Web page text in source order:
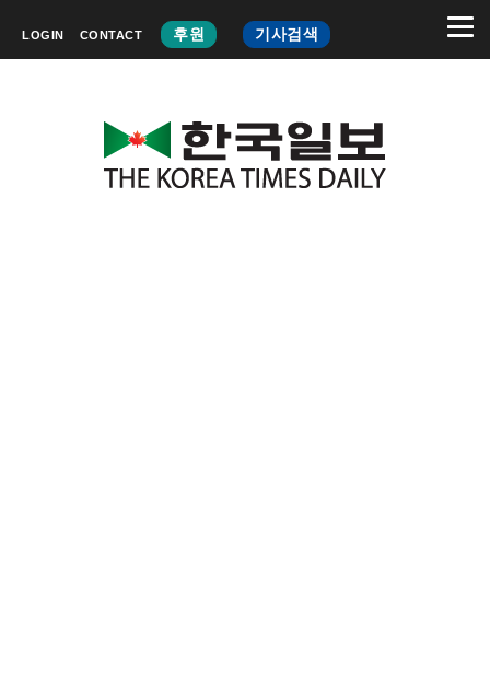
LOGIN CONTACT 후원 기사검색